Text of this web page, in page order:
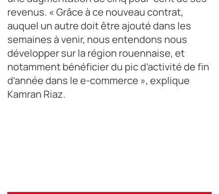
revenus. « Grâce à ce nouveau contrat,
auquel un autre doit être ajouté dans les
semaines à venir, nous entendons nous
développer sur la région rouennaise, et
notamment bénéficier du pic d’activité de fin
d’année dans le e-commerce », explique
Kamran Riaz.